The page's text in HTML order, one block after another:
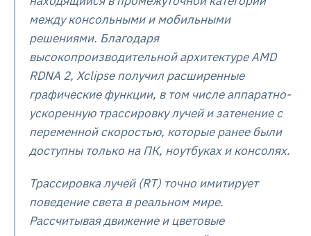
между консольными и мобильными
решениями. Благодаря
высокопроизводительной архитектуре AMD
RDNA 2, Xclipse получил расширенные
графические функции, в том числе аппаратно-
ускоренную трассировку лучей и затенение с
переменной скоростью, которые ранее были
доступны только на ПК, ноутбуках и консолях.
Трассировка лучей (RT) точно имитирует
поведение света в реальном мире.
Рассчитывая движение и цветовые